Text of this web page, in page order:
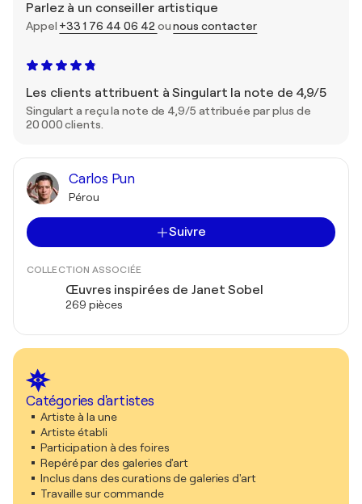
Parlez à un conseiller artistique
Appel +33 1 76 44 06 42ounous contacter
Les clients attribuent à Singulart la note de 4,9/5
Singulart a reçu la note de 4,9/5 attribuée par plus de
20 000 clients.
Carlos Pun
Pérou
Suivre
COLLECTION ASSOCIÉE
Œuvres inspirées de Janet Sobel
269 pièces
Catégories d'artistes
Artiste à la une
Artiste établi
Participation à des foires
Repéré par des galeries d'art
Inclus dans des curations de galeries d'art
Travaille sur commande